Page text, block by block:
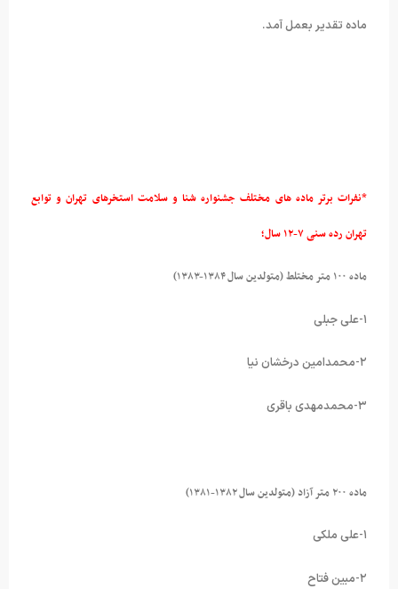
ماده تقدیر بعمل آمد.
*نفرات برتر ماده های مختلف جشنواره شنا و سلامت استخرهای تهران و توابع
تهران رده سنی ۷-۱۲ سال؛
ماده ۱۰۰ متر مختلط (متولدین سال ۱۳۸۴-۱۳۸۳)
۲-محمدامین درخشان نیا
۳-محمدمهدی باقری
ماده ۲۰۰ متر آزاد (متولدین سال ۱۳۸۲-۱۳۸۱)
۲-مبین فتاح